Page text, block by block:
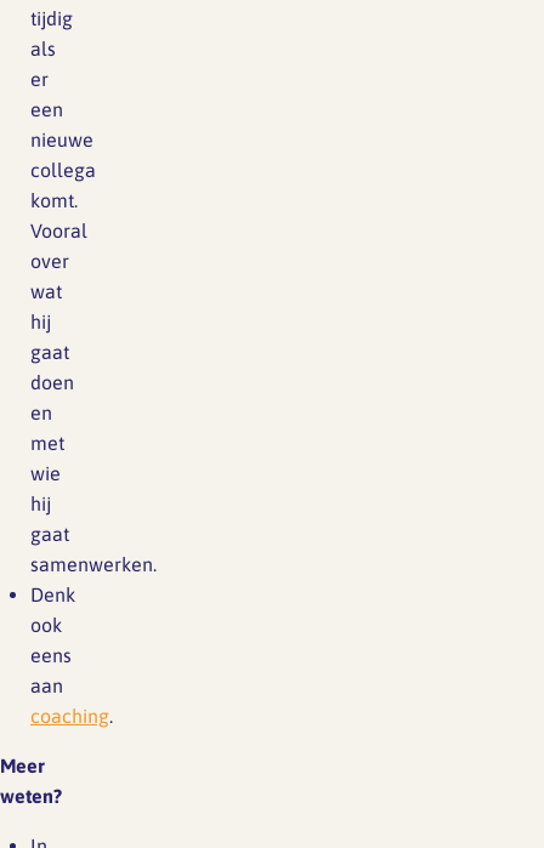
tijdig
als
er
een
nieuwe
collega
komt.
Vooral
over
wat
hij
gaat
doen
en
met
wie
hij
gaat
samenwerken.
Denk
ook
eens
aan
coaching.
Meer
weten?